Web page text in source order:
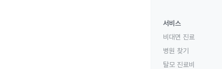
서비스
비대면 진료
병원 찾기
탈모 진료비